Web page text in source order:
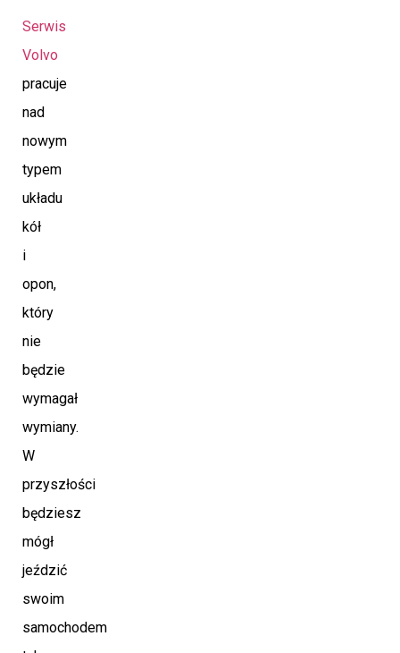
Serwis
Volvo
pracuje
nad
nowym
typem
układu
kół
i
opon,
który
nie
będzie
wymagał
wymiany.
W
przyszłości
będziesz
mógł
jeździć
swoim
samochodem